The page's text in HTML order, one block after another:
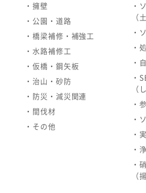
・擁壁
・公園・道路
・橋梁補修・補強工
・水路補修工
・仮橋・鋼矢板
・治山・砂防
・防災・減災関連
・間伐材
・その他
・
（
・
・
・
・
（
・
・
・
・
・
（